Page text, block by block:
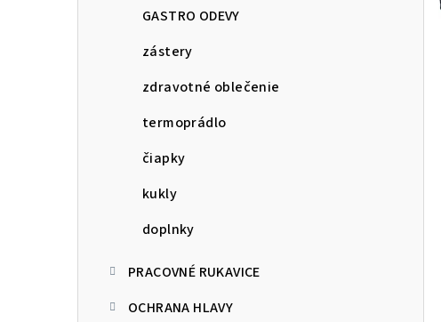
GASTRO ODEVY
zástery
zdravotné oblečenie
termoprádlo
čiapky
kukly
doplnky
PRACOVNÉ RUKAVICE
OCHRANA HLAVY